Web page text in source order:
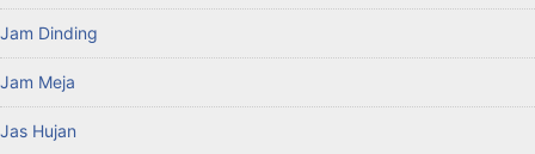
Jam Dinding
Jam Meja
Jas Hujan